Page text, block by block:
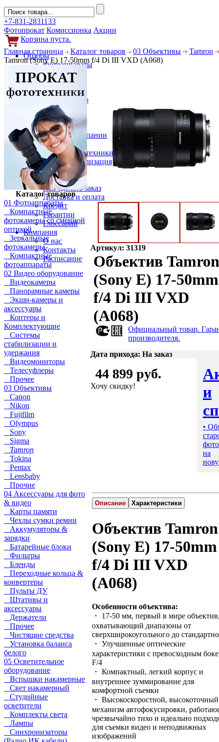
+7-831-2831133
Фотопрокат Комиссионка Акции
Корзина пуста.
Обзоры
Фотоаппараты
Объективы
Фильтры
Новости
Фото и видео
Гаджеты
Аксессуары
Слухи
Новости компании
Услуги
Прокат фототехники
Выкуп и реализация
Покупателям
Акции
Как сделать заказ
Доставка и оплата
Кредит
Гарантии
Глоссарий
Компания
О нас
Контакты
Расписание
Главная страница Каталог товаров 03 Объективы
Tamron
Tamron (Sony E) 17-50mm f/4 Di III VXD (A068)
Каталог товаров
01 Фотоаппараты
Компактные
фотокамеры со сменной
оптикой
Зеркальные
фотокамеры
Компактные
фотоаппараты
02 Видео оборудование
Видеокамеры
Панорамные камеры
Экшн-камеры и
аксессуары
Коптеры и
Комплектующие
Системы
стабилизации и
удержания
Видеомониторы
Телесуфлеры
Прочее
03 Объективы
Canon
Nikon
Fujifilm
Olympus
Sony
Sigma
Tamron
Tokina
Pentax
Lensbaby
Прочие
04 Аксессуары для фото
& видео
Карты памяти
Чехлы сумки ремни
Аккумуляторы &
зарядки
Батарейные блоки
Фильтры
Бленды
Переходные кольца &
конвертеры
Пульты ДУ
Штативы и
аксессуары
Держатели
Прочее
Чистящие средства
Установка баланса
белого
05 Осветительное
оборудование
Вспышки накамерные
Свет накамерный
Студийные
осветители
Комплекты света
Лампы
Синхронизаторы
Артикул: 31319
Объектив
(Sony E) 17-50mm
f/4 Di III VXD
(A068)
Официальный товар.
производителя.
Дата прихода: На заказ
44 899 руб.
Хочу скидку!
и
•
на
Описание Характеристики
Объектив Tamron
(Sony E) 17-50mm
f/4 Di III VXD
(A068)
Особенности объектива:
・ 17-50 мм, первый в мире
охватывающий диапазоны от
сверхширокоугольного до
・ Улучшенные оптические
характеристики с превосходным
F/4
・ Компактный, легкий корпус и
внутреннее зуммирование для
комфортной съемки
・ Высокоскоростной, высокоточный
механизм автофокусировки,
чрезвычайно тихо и идеально
для съемки видео и неподвижных
изображений